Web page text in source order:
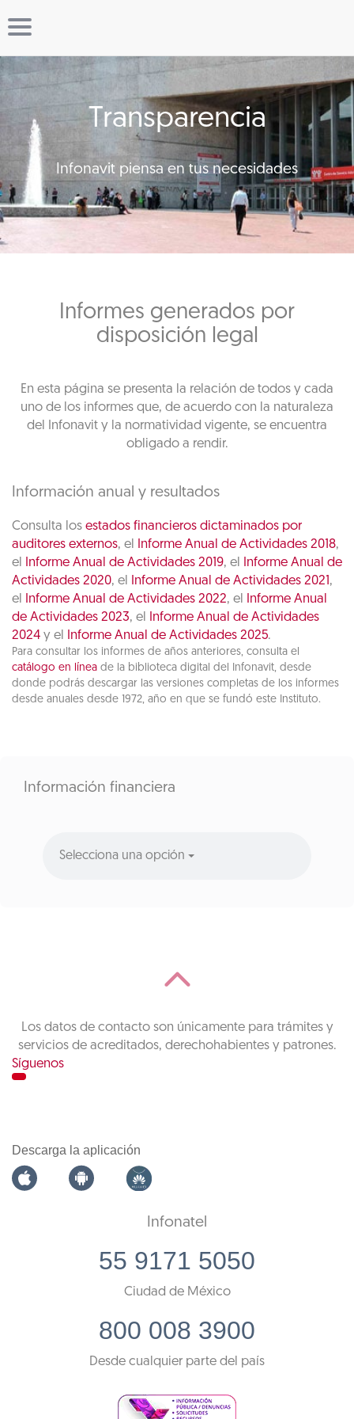
Transparencia
Infonavit piensa en tus necesidades
Informes generados por
disposición legal
En esta página se presenta la relación de todos y cada
uno de los informes que, de acuerdo con la naturaleza
del Infonavit y la normatividad vigente, se encuentra
obligado a rendir.
Información anual y resultados
Consulta los estados financieros dictaminados por
auditores externos, el Informe Anual de Actividades 2018,
el
Informe Anual de Actividades 2019, el
Informe Anual de
Actividades 2020, el Informe Anual de Actividades 2021,
el
Informe Anual de Actividades 2022, el
Informe Anual
de Actividades 2023, el
Informe Anual de Actividades
2024 y el Informe Anual de Actividades 2025.
Para consultar los informes de años anteriores, consulta el
catálogo en línea de la biblioteca digital del Infonavit, desde
donde podrás descargar las versiones completas de los informes
desde anuales desde 1972, año en que se fundó este Instituto.
Información financiera
Selecciona una opción
Los datos de contacto son únicamente para trámites y
servicios de acreditados, derechohabientes y patrones.
Síguenos
Descarga la aplicación
Infonatel
55 9171 5050
Ciudad de México
800 008 3900
Desde cualquier parte del país